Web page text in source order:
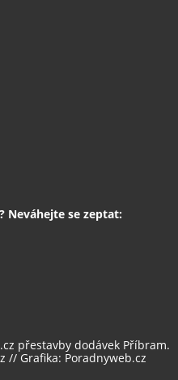
Neváhejte se zeptat:
přestavby dodávekPříbram.
// Grafika: Poradnyweb.cz